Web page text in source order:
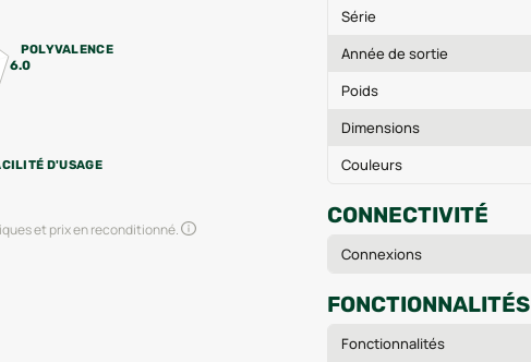
POLYVALENCE
6.0
D'USAGE
et prix en reconditionné.
Série
Année de sortie
Poids
Dimensions
Couleurs
CONNECTIVITÉ
Connexions
FONCTIONNALITÉS
Fonctionnalités